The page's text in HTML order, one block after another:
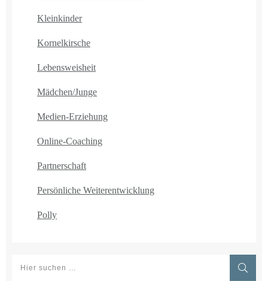
Kleinkinder
Kornelkirsche
Lebensweisheit
Mädchen/Junge
Medien-Erziehung
Online-Coaching
Partnerschaft
Persönliche Weiterentwicklung
Polly